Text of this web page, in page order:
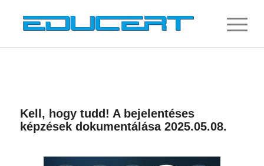
Kell, hogy tudd! A bejelentéses
képzések dokumentálása 2025.05.08.